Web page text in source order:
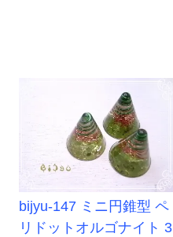
bijyu-147 ミニ円錐型 ペ
リドットオルゴナイト 3